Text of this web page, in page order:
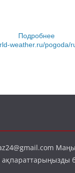
Подробнее
weather.ru/pogoda/